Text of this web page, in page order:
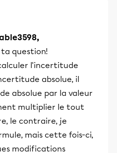
question!
l'incertitude
absolue, il
absolue par la valeur
multiplier le tout
le contraire, je
mais cette fois-ci,
modifications